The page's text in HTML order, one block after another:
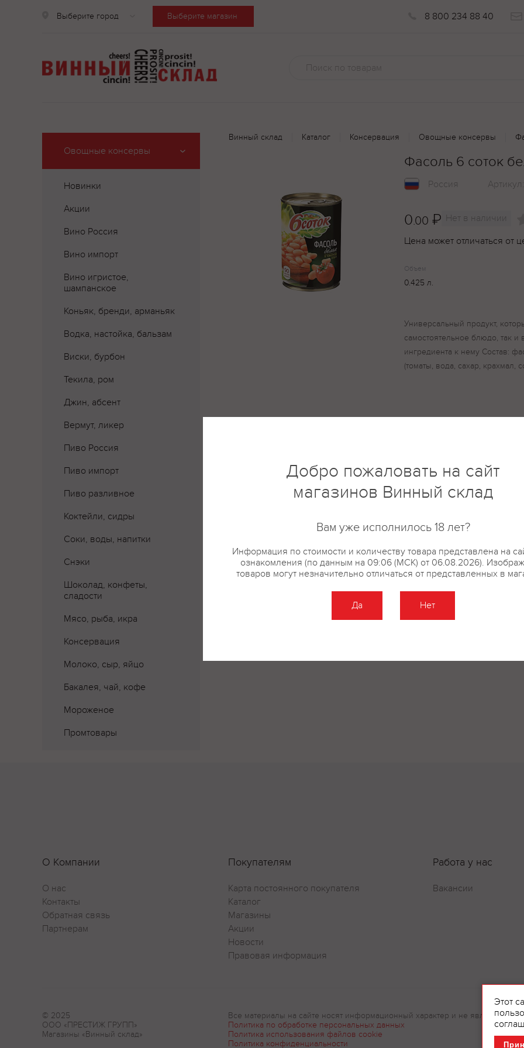
Выберите город Выберите магазин 8 800 234 88 40
Овощные консервы
Новинки
Акции
Вино Россия
Вино импорт
Вино игристое,
шампанское
Коньяк, бренди, арманьяк
Водка, настойка, бальзам
Виски, бурбон
Текила, ром
Джин, абсент
Вермут, ликер
Пиво Россия
Пиво импорт
Пиво разливное
Коктейли, сидры
Соки, воды, напитки
Снэки
Шоколад, конфеты,
сладости
Мясо, рыба, икра
Консервация
Молоко, сыр, яйцо
Бакалея, чай, кофе
Мороженое
Промтовары
Винный склад Каталог Консервация Овощные консервы
Фасоль 6 соток
Россия Артикул:
0.00 ₽ Нет в наличии
Цена может отличаться от
Объем
0.425 л.
Универсальный продукт,
самостоятельное блюдо, так и
ингредиента к нему Состав:
(томаты, вода, сахар, крахмал,
О Компании
О нас
Контакты
Обратная связь
Партнерам
Покупателям
Карта постоянного покупателя
Каталог
Магазины
Акции
Новости
Правовая информация
Работа у нас
Вакансии
© 2025
ООО «ПРЕСТИЖ ГРУПП»
Магазины «Винный склад»
Все материалы на сайте носят информационный характер и не являются
Политика по обработке персональных данных
Политика использования файлов cookie
Политика конфиденциальности
Этот
Добро пожаловать на сайт
магазинов Винный склад
Вам уже исполнилось 18 лет?
Информация по стоимости и количеству товара представлена на
ознакомления (по данным на 09:06 (МСК) от 06.08.2026).
товаров могут незначительно отличаться от представленных в
Да Нет